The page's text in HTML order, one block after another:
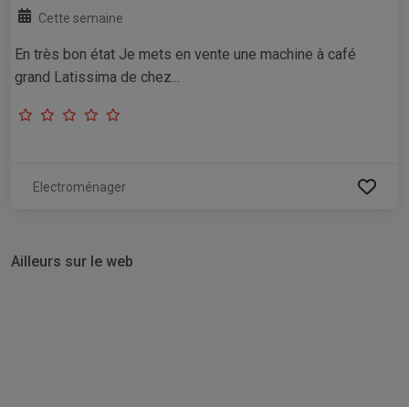
Cette semaine
En très bon état Je mets en vente une machine à café
grand Latissima de chez...
Electroménager
Ailleurs sur le web